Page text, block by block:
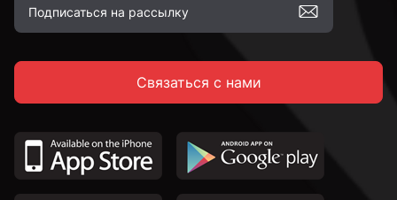
Связаться с нами